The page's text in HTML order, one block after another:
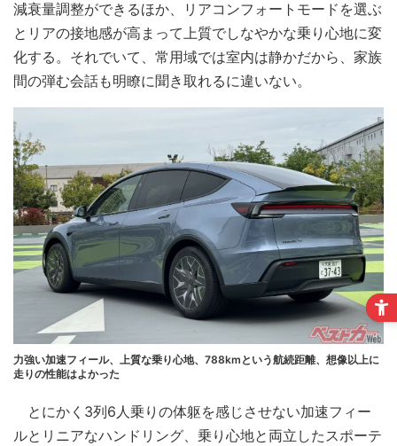
減衰量調整ができるほか、リアコンフォートモードを選ぶ
とリアの接地感が高まって上質でしなやかな乗り心地に変
化する。それでいて、常用域では室内は静かだから、家族
間の弾む会話も明瞭に聞き取れるに違いない。
力強い加速フィール、上質な乗り心地、788kmという航続距離、想像以上に
走りの性能はよかった
とにかく3列6人乗りの体躯を感じさせない加速フィー
ルとリニアなハンドリング、乗り心地と両立したスポーテ